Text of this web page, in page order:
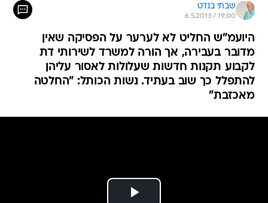
שבתי בנדט
6.5.2013 / 19:00
היועמ"ש החליט לא לערער על הפסיקה שאין
מדובר בעבירה, אך הורה למשרד לשירותי דת
לקבוע תקנות חדשות שעלולות לאסור עליהן
להתפלל כך שוב בעתיד. נשות הכותל: "החלטה
מאכזבת"